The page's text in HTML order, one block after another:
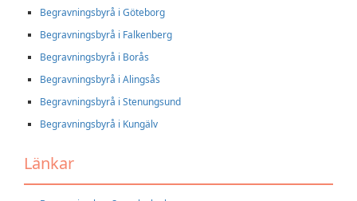
Begravningsbyrå i Göteborg
Begravningsbyrå i Falkenberg
Begravningsbyrå i Borås
Begravningsbyrå i Alingsås
Begravningsbyrå i Stenungsund
Begravningsbyrå i Kungälv
Länkar